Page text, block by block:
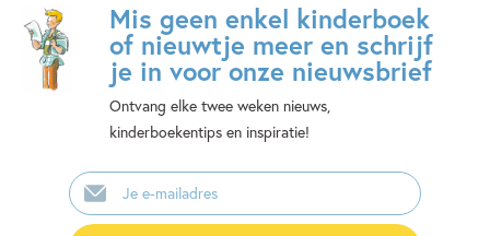
Mis geen enkel kinderboek
of nieuwtje meer en schrijf
je in voor onze nieuwsbrief
Ontvang elke twee weken nieuws,
kinderboekentips en inspiratie!
E-
mailadres